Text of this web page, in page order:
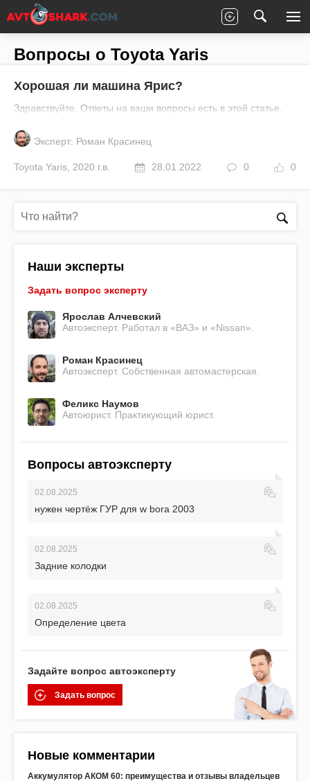
Главная Все вопросы Yaris
Вопросы о Toyota Yaris
Хорошая ли машина Ярис?
Здравствуйте. Ответы на ваши вопросы есть в этой статье.
Эксперт: Роман Красинец
Toyota Yaris 2020 г.в. 28.01.2022 0 0
Наши эксперты
Задать вопрос эксперту
Ярослав Алчевский
Автоэксперт. Работал в «ВАЗ» и «Nissan».
Роман Красинец
Автоэксперт. Собственная автомастерская.
Феликс Наумов
Автоюрист. Практикующий юрист.
Вопросы автоэксперту
02.08.2025
нужен чертёж ГУР для w bora 2003
02.08.2025
Задние колодки
02.08.2025
Определение цвета
Задайте вопрос автоэксперту
Задать вопрос
Новые комментарии
Аккумулятор АКОМ 60: преимущества и отзывы владельцев